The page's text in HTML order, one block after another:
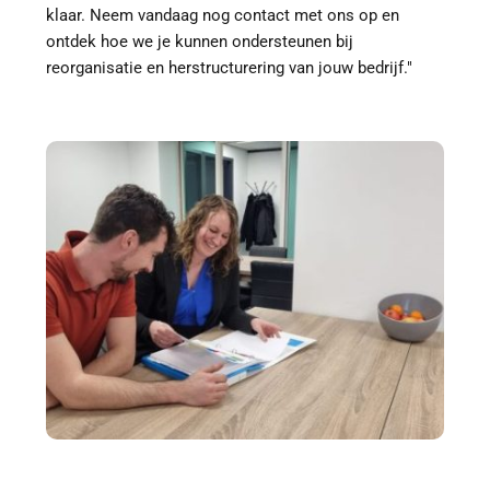
klaar. Neem vandaag nog contact met ons op en
ontdek hoe we je kunnen ondersteunen bij
reorganisatie en herstructurering van jouw bedrijf."